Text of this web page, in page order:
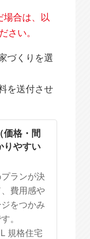
場合は、以
さい。
づくりを選
を送付させ
宅
ない
価格・間
りやすい
ランが決
費用感や
をつかみ
。
規格住宅